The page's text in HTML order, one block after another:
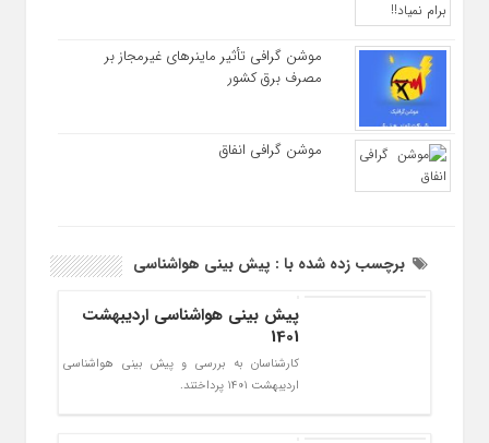
موشن گرافی تأثیر ماینرهای غیرمجاز بر
مصرف برق کشور
موشن گرافی انفاق
برچسب زده شده با : پیش بینی هواشناسی
پیش بینی هواشناسی اردیبهشت
1401
کارشناسان به بررسی و پیش بینی هواشناسی
اردیبهشت 1401 پرداختند.